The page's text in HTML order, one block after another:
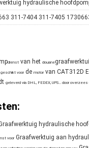
hydraulische
311-7404 311-7405
dienst van het douane
voor de motor van CAT312D
geleverd via DHL, FEDEX, UPS… door overzees
hydraulische
voor Graafwerktuig aan